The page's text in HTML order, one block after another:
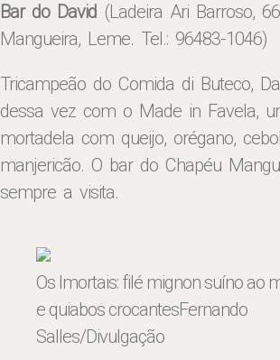
Bar do David (Ladeira Ari Barroso,
Mangueira, Leme. Tel.: 96483-1046)
Tricampeão do Comida di Buteco,
dessa vez com o Made in Favela,
mortadela com queijo, orégano,
manjericão. O bar do Chapéu
sempre a visita.
Os Imortais: filé mignon suíno ao
e quiabos crocantesFernando
Salles/Divulgação